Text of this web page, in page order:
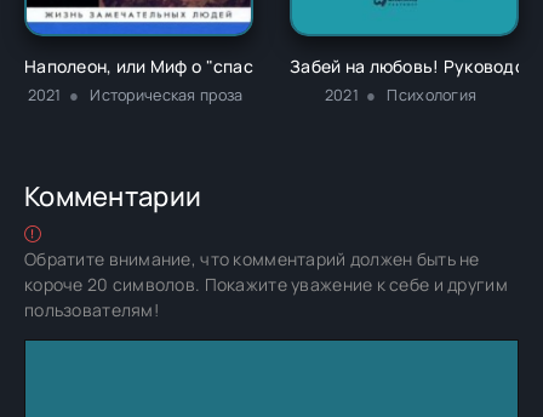
Наполеон, или Миф о "спасителе" - Жан Тюлар
2021 Историческая проза
Забей на любовь!
2021 Психология
Комментарии
Обратите внимание, что комментарий должен быть не
короче 20 символов. Покажите уважение к себе и другим
пользователям!